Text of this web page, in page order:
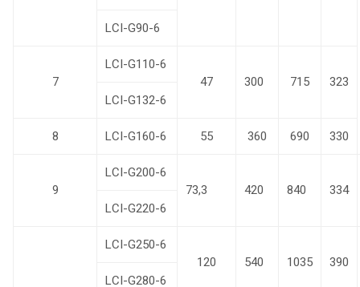
LCI-G90-6
7
LCI-G110-6
47
300 715
323
LCI-G132-6
8 LCI-G160-6 55 360 690 330
9
LCI-G200-6
73,3
420 840
334
LCI-G220-6
LCI-G250-6
120
540 1035
390
LCI-G280-6